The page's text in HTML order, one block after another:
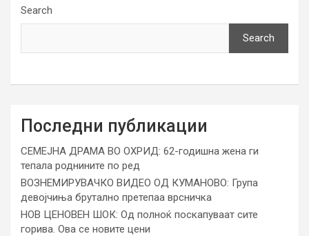
Search
Search
Последни публикации
СЕМЕЈНА ДРАМА ВО ОХРИД: 62-годишна жена ги
тепала роднините по ред
ВОЗНЕМИРУВАЧКО ВИДЕО ОД КУМАНОВО: Група
девојчиња брутално претепаа врсничка
НОВ ЦЕНОВЕН ШОК: Од полноќ поскапуваат сите
горива. Ова се новите цени